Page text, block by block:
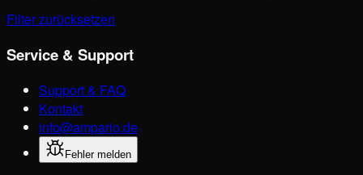
Filter zurücksetzen
Service & Support
Support & FAQ
Kontakt
info@ampario.de
Fehler melden